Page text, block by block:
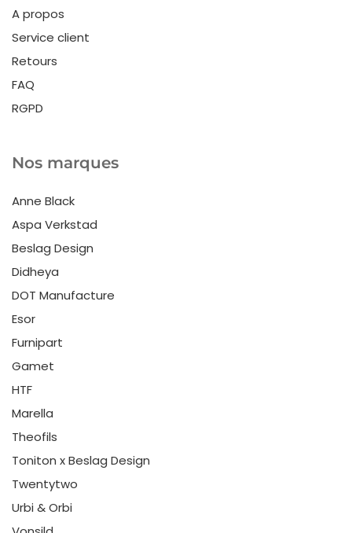
A propos
Service client
Retours
FAQ
RGPD
Nos marques
Anne Black
Aspa Verkstad
Beslag Design
Didheya
DOT Manufacture
Esor
Furnipart
Gamet
HTF
Marella
Theofils
Toniton x Beslag Design
Twentytwo
Urbi & Orbi